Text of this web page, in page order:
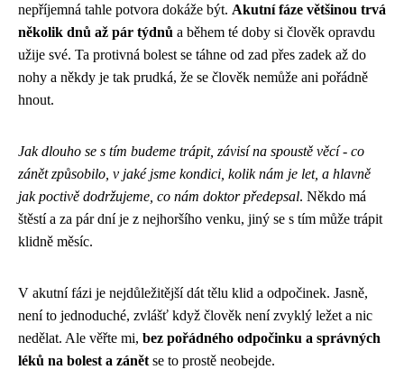
nepříjemná tahle potvora dokáže být. Akutní fáze většinou trvá
několik dnů až pár týdnů a během té doby si člověk opravdu
užije své. Ta protivná bolest se táhne od zad přes zadek až do
nohy a někdy je tak prudká, že se člověk nemůže ani pořádně
hnout.
Jak dlouho se s tím budeme trápit, závisí na spoustě věcí - co
zánět způsobilo, v jaké jsme kondici, kolik nám je let, a hlavně
jak poctivě dodržujeme, co nám doktor předepsal. Někdo má
štěstí a za pár dní je z nejhoršího venku, jiný se s tím může trápit
klidně měsíc.
V akutní fázi je nejdůležitější dát tělu klid a odpočinek. Jasně,
není to jednoduché, zvlášť když člověk není zvyklý ležet a nic
nedělat. Ale věřte mi, bez pořádného odpočinku a správných
léků na bolest a zánět se to prostě neobejde.